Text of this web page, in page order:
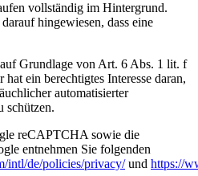
vollständig im Hintergrund.
hingewiesen, dass eine
Grundlage von Art. 6 Abs. 1 lit. f
ein berechtigtes Interesse daran,
automatisierter
schützen.
reCAPTCHA sowie die
entnehmen Sie folgenden
intl/de/policies/privacy/und https://